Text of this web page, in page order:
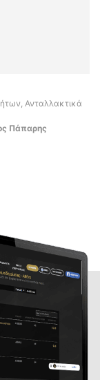
Ανταλλακτικά
Πάπαρης